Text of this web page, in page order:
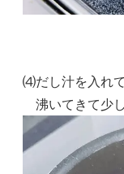
⑷だし汁を入れて
沸いてきて少